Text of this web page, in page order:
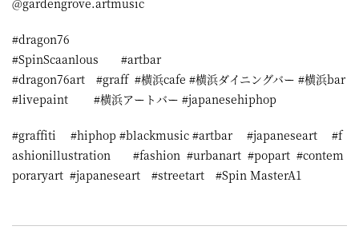
@gardengrove.artmusic
#dragon76
#SpinScaanlous #artbar
#dragon76art #graff #横浜cafe #横浜ダイニングバー #横浜bar
#livepaint #横浜アートバー #japanesehiphop
#graffiti #hiphop #blackmusic #artbar #japaneseart #f
ashionillustration #fashion #urbanart #popart #contem
poraryart #japaneseart #streetart #Spin MasterA1